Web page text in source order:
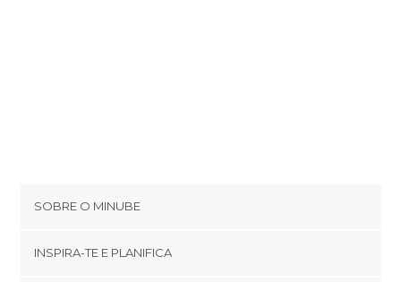
SOBRE O MINUBE
INSPIRA-TE E PLANIFICA